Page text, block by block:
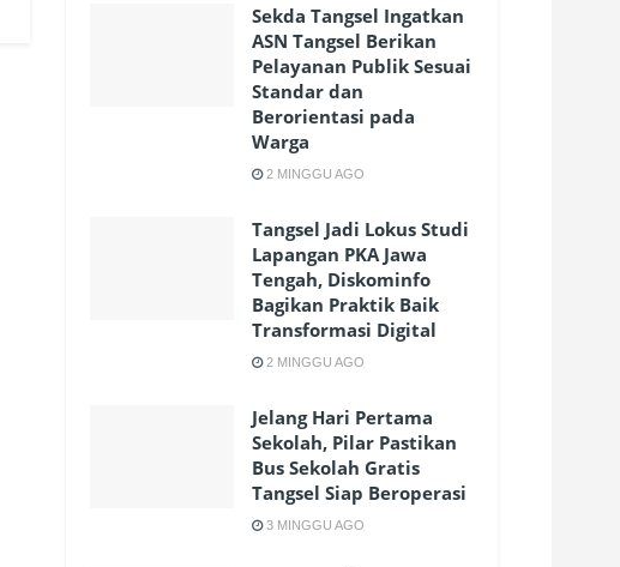
Sekda Tangsel Ingatkan
ASN Tangsel Berikan
Pelayanan Publik Sesuai
Standar dan
Berorientasi pada
Warga
2 MINGGU AGO
Tangsel Jadi Lokus Studi
Lapangan PKA Jawa
Tengah, Diskominfo
Bagikan Praktik Baik
Transformasi Digital
2 MINGGU AGO
Jelang Hari Pertama
Sekolah, Pilar Pastikan
Bus Sekolah Gratis
Tangsel Siap Beroperasi
3 MINGGU AGO